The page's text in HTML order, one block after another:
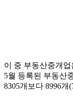
이 중 부동산중개
5월 등록된 부동산
8305개보다 8996개